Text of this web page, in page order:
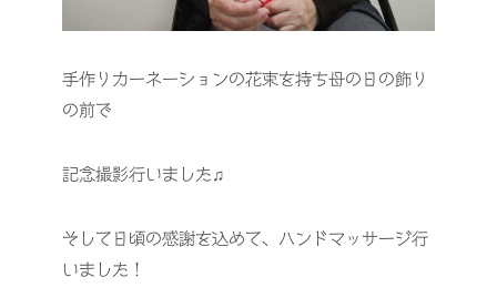
手作りカーネーションの花束を持ち母の日の飾り
の前で
記念撮影行いました♫
そして日頃の感謝を込めて、ハンドマッサージ行
いました！